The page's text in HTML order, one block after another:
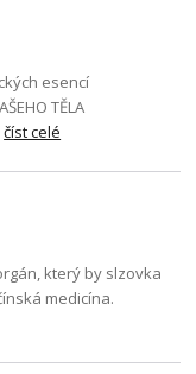
esencí
TĚLA
číst celé
který by slzovka
medicína.